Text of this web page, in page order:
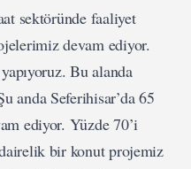
sektöründe faaliyet
devam ediyor.
Bu alanda
anda Seferihisar’da 65
ediyor. Yüzde 70’i
bir konut projemiz